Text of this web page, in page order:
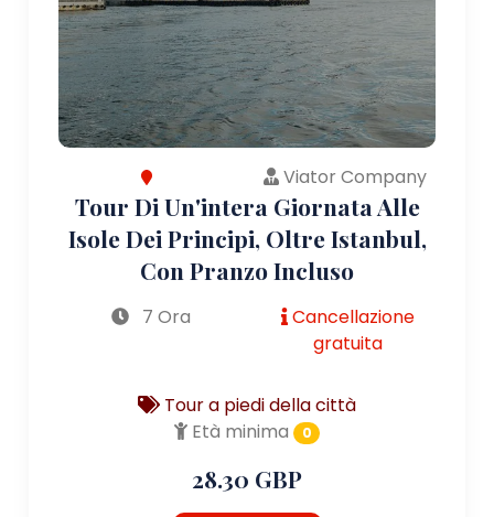
Viator Company
Tour Di Un'intera Giornata Alle
Isole Dei Principi, Oltre Istanbul,
Con Pranzo Incluso
7 Ora
Cancellazione
gratuita
Tour a piedi della città
Età minima
0
28.30 GBP